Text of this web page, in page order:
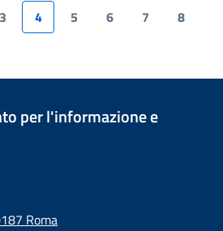
3 4 5 6 7
8
per l'informazione e
Roma